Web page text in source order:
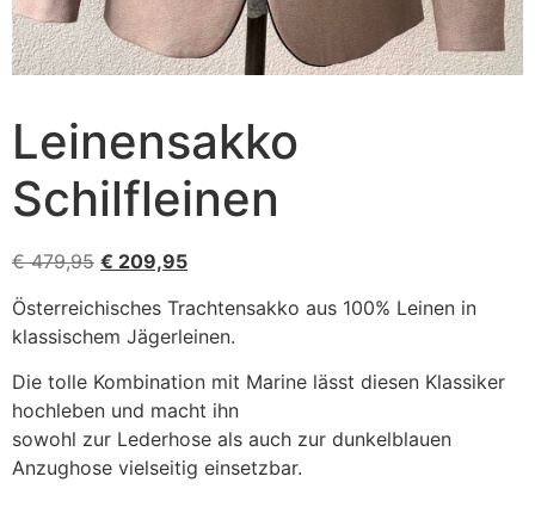
Leinensakko
Schilfleinen
€479,95 € 209,95
Österreichisches Trachtensakko aus 100% Leinen in
klassischem Jägerleinen.
Die tolle Kombination mit Marine lässt diesen Klassiker
hochleben und macht ihn
sowohl zur Lederhose als auch zur dunkelblauen
Anzughose vielseitig einsetzbar.